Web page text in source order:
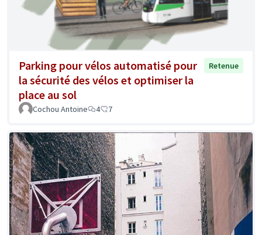
Parking pour vélos automatisé pour
la sécurité des vélos et optimiser la
place au sol
Retenue
Cochou Antoine 4 7